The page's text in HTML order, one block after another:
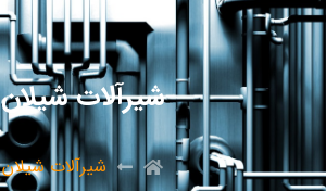
شیرآلات شیلان
شیرآلات شیلان